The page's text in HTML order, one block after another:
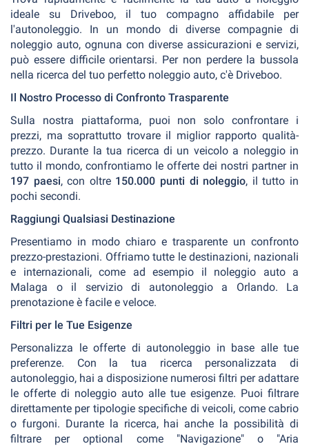
ideale su Driveboo, il tuo compagno affidabile per
l'autonoleggio. In un mondo di diverse compagnie di
noleggio auto, ognuna con diverse assicurazioni e servizi,
può essere difficile orientarsi. Per non perdere la bussola
nella ricerca del tuo perfetto noleggio auto, c'è Driveboo.
Il Nostro Processo di Confronto Trasparente
Sulla nostra piattaforma, puoi non solo confrontare i
prezzi, ma soprattutto trovare il miglior rapporto qualità-
prezzo. Durante la tua ricerca di un veicolo a noleggio in
tutto il mondo, confrontiamo le offerte dei nostri partner in
197 paesi, con oltre 150.000 punti di noleggio, il tutto in
pochi secondi.
Raggiungi Qualsiasi Destinazione
Presentiamo in modo chiaro e trasparente un confronto
prezzo-prestazioni. Offriamo tutte le destinazioni, nazionali
e internazionali, come ad esempio il noleggio auto a
Malaga o il servizio di autonoleggio a Orlando. La
prenotazione è facile e veloce.
Filtri per le Tue Esigenze
Personalizza le offerte di autonoleggio in base alle tue
preferenze. Con la tua ricerca personalizzata di
autonoleggio, hai a disposizione numerosi filtri per adattare
le offerte di noleggio auto alle tue esigenze. Puoi filtrare
direttamente per tipologie specifiche di veicoli, come cabrio
o furgoni. Durante la ricerca, hai anche la possibilità di
filtrare per optional come "Navigazione" o "Aria